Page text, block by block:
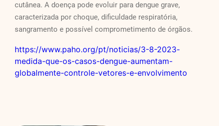
cutânea. A doença pode evoluir para dengue grave,
caracterizada por choque, dificuldade respiratória,
sangramento e possível comprometimento de órgãos.
https://www.paho.org/pt/noticias/3-8-2023-
medida-que-os-casos-dengue-aumentam-
globalmente-controle-vetores-e-envolvimento